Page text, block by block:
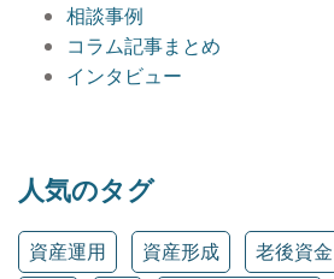
相談事例
コラム記事まとめ
インタビュー
人気のタグ
資産運用 資産形成 老後資金